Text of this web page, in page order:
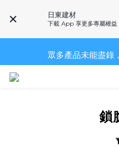
日東建材
下載 App 享更多專屬權益
眾多產品未能盡錄
眾多產品未能盡錄
鎖